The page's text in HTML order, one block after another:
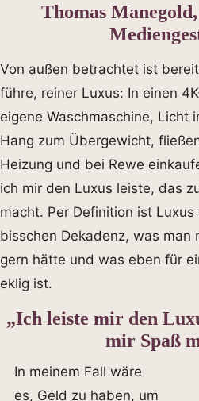
Thomas
Von außen betrachtet ist
führe, reiner Luxus: In einen
eigene Waschmaschine, Licht
Hang zum Übergewicht,
Heizung und bei Rewe
ich mir den Luxus leiste, das
macht. Per Definition ist
bisschen Dekadenz, was man
gern hätte und was eben für
eklig ist.
„Ich leiste mir den
mir Spaß
In meinem Fall wäre
es, Geld zu haben, um